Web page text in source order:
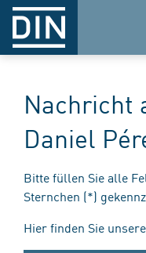
Nachricht
Daniel
Bitte füllen Sie alle
Sternchen (*)
Hier finden Sie unsere